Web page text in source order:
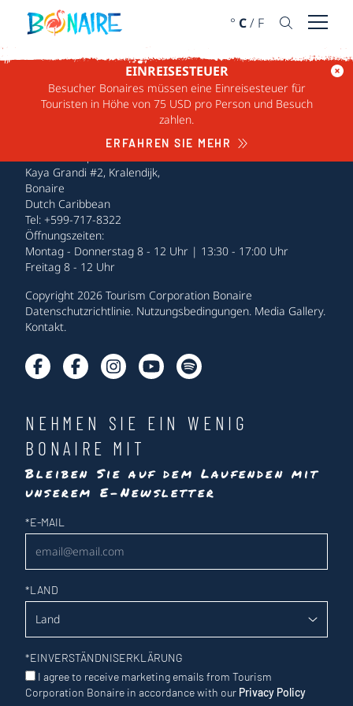
WEITER ZUM INHALT
° C/ F Menü
EINREISESTEUER
Besucher Bonaires müssen eine Einreisesteuer für
Touristen in Höhe von 75 USD pro Person und Besuch
zahlen.
ERFAHREN SIE MEHR
Kaya Grandi #2, Kralendijk,
Bonaire
Dutch Caribbean
Tel: +599-717-8322
Öffnungszeiten:
Montag - Donnerstag 8 - 12 Uhr | 13:30 - 17:00 Uhr
Freitag 8 - 12 Uhr
Copyright 2026 Tourism Corporation Bonaire
Datenschutzrichtlinie. Nutzungsbedingungen. Media Gallery.
Kontakt.
NEHMEN SIE EIN WENIG
BONAIRE MIT
Bleiben Sie auf dem Laufenden mit
unserem E-Newsletter
Newsletter
*E-MAIL
*LAND
*EINVERSTÄNDNISERKLÄRUNG
I agree to receive marketing emails from Tourism
Corporation Bonaire in accordance with our Privacy Policy